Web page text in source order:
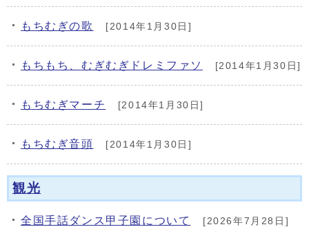
もちむぎの歌 [2014年1月30日]
もちもち、むぎむぎドレミファソ [2014年1月30日]
もちむぎマーチ [2014年1月30日]
もちむぎ音頭 [2014年1月30日]
観光
全国手話ダンス甲子園について [2026年7月28日]